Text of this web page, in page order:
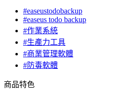
#easeustodobackup
#easeus todo backup
#作業系統
#生產力工具
#商業管理軟體
#防毒軟體
商品特色